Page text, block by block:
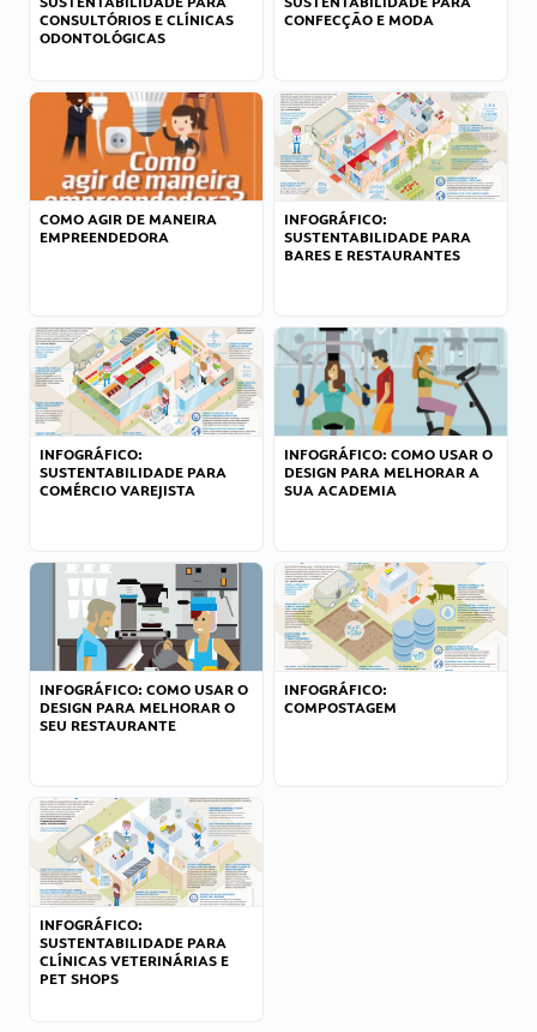
CONSULTÓRIOS E CLÍNICAS
ODONTOLÓGICAS
CONFECÇÃO E MODA
COMO AGIR DE MANEIRA
EMPREENDEDORA
INFOGRÁFICO:
SUSTENTABILIDADE PARA
BARES E RESTAURANTES
INFOGRÁFICO:
SUSTENTABILIDADE PARA
COMÉRCIO VAREJISTA
INFOGRÁFICO: COMO USAR O
DESIGN PARA MELHORAR A
SUA ACADEMIA
INFOGRÁFICO: COMO USAR O
DESIGN PARA MELHORAR O
SEU RESTAURANTE
INFOGRÁFICO:
COMPOSTAGEM
INFOGRÁFICO:
SUSTENTABILIDADE PARA
CLÍNICAS VETERINÁRIAS E
PET SHOPS